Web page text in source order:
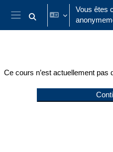
Passer au contenu principal
Panneau latéral
Activer/désactiver la
Vous êtes
Ce cours n’est actuellement pas